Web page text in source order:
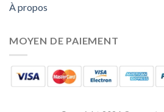
À propos
MOYEN DE PAIEMENT